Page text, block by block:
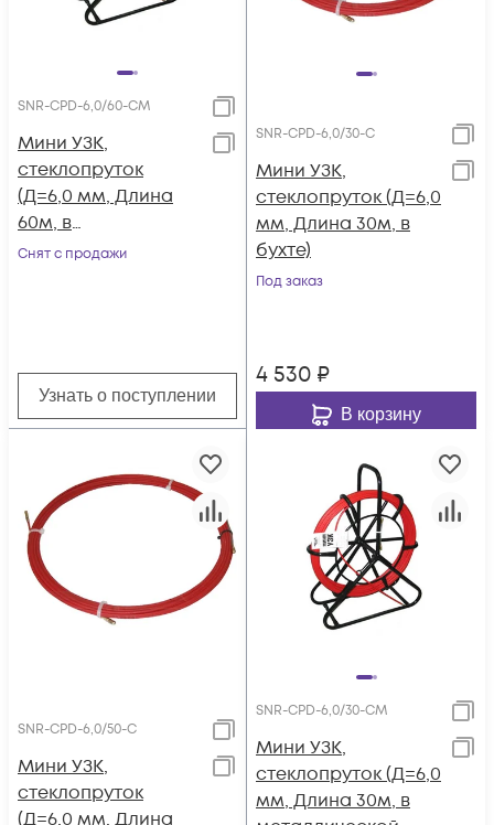
SNR-CPD-6,0/60-CM
Мини УЗК,
стеклопруток
(Д=6,0 мм, Длина
60м, в
металлической
Снят с продажи
Узнать о поступлении
SNR-CPD-6,0/30-C
Мини УЗК,
стеклопруток (Д=6,0
мм, Длина 30м, в
бухте)
Под заказ
4 530 ₽
В корзину
SNR-CPD-6,0/50-C
Мини УЗК,
стеклопруток
(Д=6,0 мм, Длина
SNR-CPD-6,0/30-CM
Мини УЗК,
стеклопруток (Д=6,0
мм, Длина 30м, в